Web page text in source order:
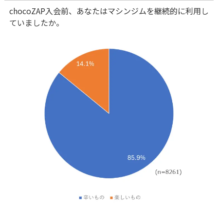
chocoZAP入会前、あなたはマシンジムを継続的に利用し
ていましたか。